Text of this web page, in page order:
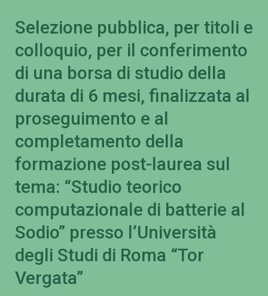
Selezione pubblica, per titoli e
colloquio, per il conferimento
di una borsa di studio della
durata di 6 mesi, finalizzata al
proseguimento e al
completamento della
formazione post-laurea sul
tema: “Studio teorico
computazionale di batterie al
Sodio” presso l’Università
degli Studi di Roma “Tor
Vergata”